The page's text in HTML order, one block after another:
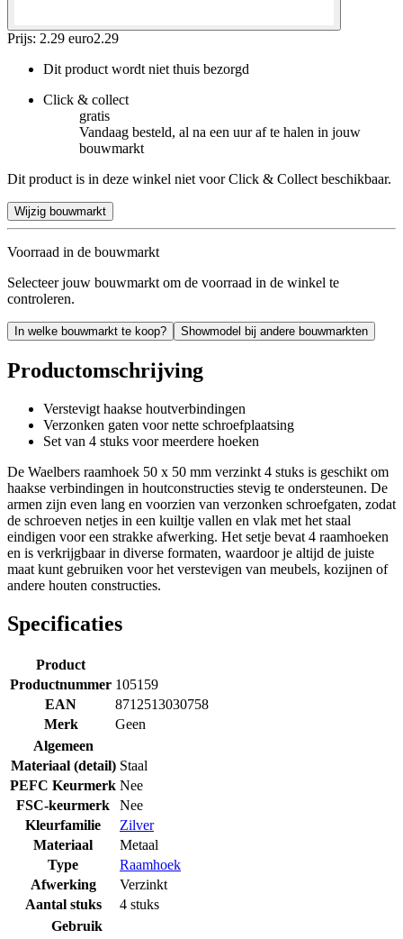
Prijs: 2.29 euro2.29
Dit product wordt niet thuis bezorgd
Click & collect
gratis
Vandaag besteld, al na een uur af te halen in jouw
bouwmarkt
Dit product is in deze winkel niet voor Click & Collect beschikbaar.
Wijzig bouwmarkt
Voorraad in de bouwmarkt
Selecteer jouw bouwmarkt om de voorraad in de winkel te
controleren.
In welke bouwmarkt te koop? Showmodel bij andere bouwmarkten
Productomschrijving
Verstevigt haakse houtverbindingen
Verzonken gaten voor nette schroefplaatsing
Set van 4 stuks voor meerdere hoeken
De Waelbers raamhoek 50 x 50 mm verzinkt 4 stuks is geschikt om
haakse verbindingen in houtconstructies stevig te ondersteunen. De
armen zijn even lang en voorzien van verzonken schroefgaten, zodat
de schroeven netjes in een kuiltje vallen en vlak met het staal
eindigen voor een strakke afwerking. Het setje bevat 4 raamhoeken
en is verkrijgbaar in diverse formaten, waardoor je altijd de juiste
maat kunt gebruiken voor het verstevigen van meubels, kozijnen of
andere houten constructies.
Specificaties
Product
Productnummer 105159
EAN
8712513030758
Merk
Geen
Algemeen
Materiaal (detail) Staal
PEFC Keurmerk Nee
FSC-keurmerk
Nee
Kleurfamilie
Zilver
Materiaal
Metaal
Type
Raamhoek
Afwerking
Verzinkt
Aantal stuks
4 stuks
Gebruik